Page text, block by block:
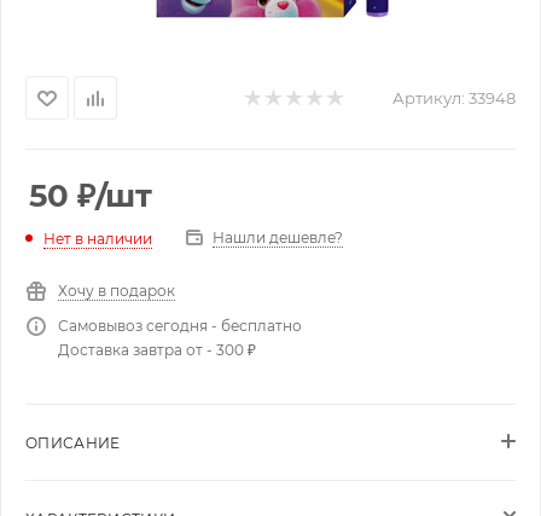
Артикул: 33948
50 ₽/шт
Нет в наличии Нашли дешевле?
Хочу в подарок
Самовывоз сегодня - бесплатно
Доставка завтра от - 300 ₽
ОПИСАНИЕ